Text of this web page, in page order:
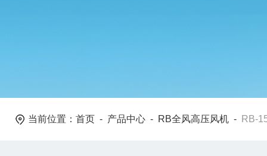
当前位置： 首页 - 产品中心 - RB全风高压风机 - RB-